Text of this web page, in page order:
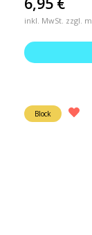
inkl. MwSt. zzgl.
Block